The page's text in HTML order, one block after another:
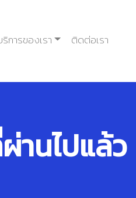
การของเรา ติดต่อเรา
านไปแล้ว